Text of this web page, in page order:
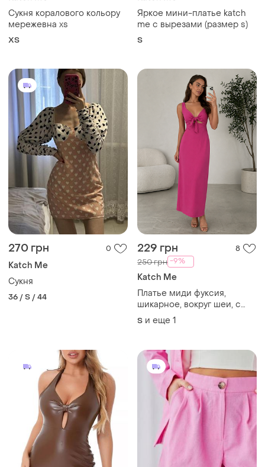
Сукня коралового кольору
мережевна xs
ХS
Яркое мини-платье katch
me с вырезами (размер s)
S
270 грн 0
Katch Me
Сукня
36 / S / 44
229 грн 8
250 грн -9%
Katch Me
Платье миди фуксия,
шикарное, вокруг шеи, с
вырезами
S и еще 1